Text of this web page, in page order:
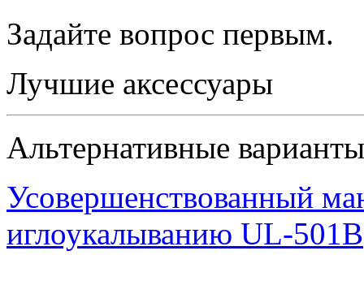
Задайте вопрос первым.
Лучшие аксессуары
Альтернативные варианты
Усовершенствованный
иглоукалыванию UL-501B